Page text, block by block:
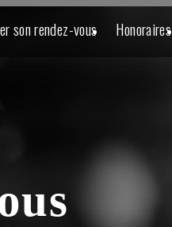
son rendez-vous Honoraires